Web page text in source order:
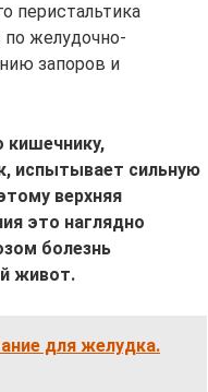
перистальтика
желудочно-
запоров и
кишечнику,
испытывает сильную
верхняя
это наглядно
болезнь
живот.
для желудка.